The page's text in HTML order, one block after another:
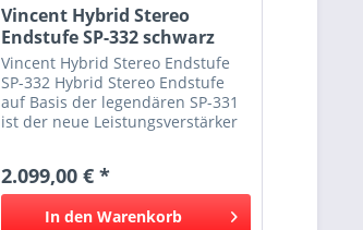
Vincent Hybrid Stereo
Endstufe SP-332 schwarz
Vincent Hybrid Stereo Endstufe
SP-332 Hybrid Stereo Endstufe
auf Basis der legendären SP-331
ist der neue Leistungsverstärker
Einzug in die Eingangsstufe und
verleihen dem Tonsignal...
2.099,00 € *
In den Warenkorb